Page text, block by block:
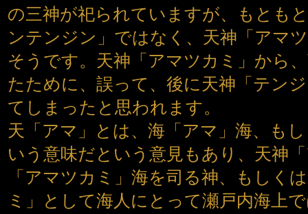
の三神が祀られていますが、もとも
ンテンジン」ではなく、天神「アマ
そうです。天神「アマツカミ」から
たために、誤って、後に天神「テン
てしまったと思われます。
天「アマ」とは、海「アマ」海、も
いう意味だという意見もあり、天神
「アマツカミ」海を司る神、もしく
ミ」として海人にとって瀬戸内海上